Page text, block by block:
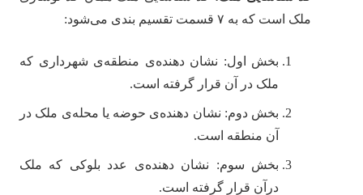
ملک است که به ۷ قسمت تقسیم بندی می‌شود:
بخش اول: نشان دهنده‌‎ی منطقه‌ی شهرداری که
ملک در آن قرار گرفته است.
بخش دوم: نشان دهنده‌‎ی حوضه یا محله‌ی ملک در
آن منطقه است.
بخش سوم: نشان دهنده‌‎ی عدد بلوکی که ملک
درآن قرار گرفته است.